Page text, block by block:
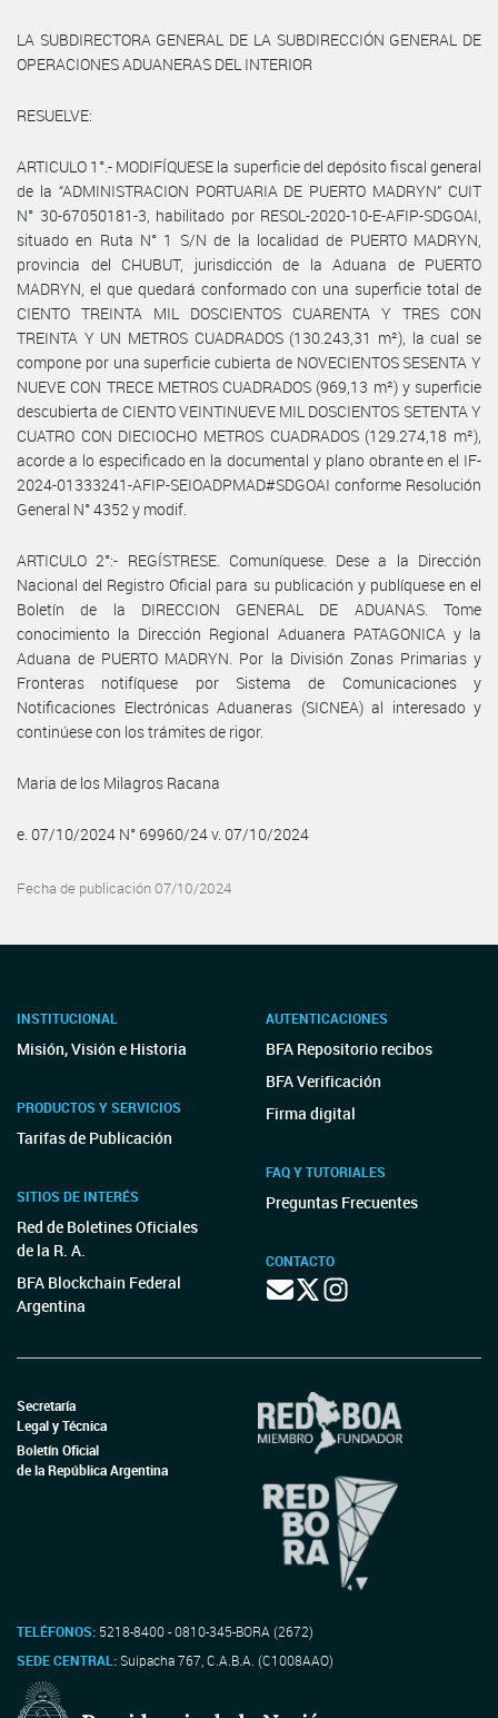
LA SUBDIRECTORA GENERAL DE LA SUBDIRECCIÓN GENERAL DE
OPERACIONES ADUANERAS DEL INTERIOR
RESUELVE:
ARTICULO 1°.- MODIFÍQUESE la superficie del depósito fiscal general
de la “ADMINISTRACION PORTUARIA DE PUERTO MADRYN” CUIT
N° 30-67050181-3, habilitado por RESOL-2020-10-E-AFIP-SDGOAI,
situado en Ruta N° 1 S/N de la localidad de PUERTO MADRYN,
provincia del CHUBUT, jurisdicción de la Aduana de PUERTO
MADRYN, el que quedará conformado con una superficie total de
CIENTO TREINTA MIL DOSCIENTOS CUARENTA Y TRES CON
TREINTA Y UN METROS CUADRADOS (130.243,31 m²), la cual se
compone por una superficie cubierta de NOVECIENTOS SESENTA Y
NUEVE CON TRECE METROS CUADRADOS (969,13 m²) y superficie
descubierta de CIENTO VEINTINUEVE MIL DOSCIENTOS SETENTA Y
CUATRO CON DIECIOCHO METROS CUADRADOS (129.274,18 m²),
acorde a lo especificado en la documental y plano obrante en el IF-
2024-01333241-AFIP-SEIOADPMAD#SDGOAI conforme Resolución
General N° 4352 y modif.
ARTICULO 2°:- REGÍSTRESE. Comuníquese. Dese a la Dirección
Nacional del Registro Oficial para su publicación y publíquese en el
Boletín de la DIRECCION GENERAL DE ADUANAS. Tome
conocimiento la Dirección Regional Aduanera PATAGONICA y la
Aduana de PUERTO MADRYN. Por la División Zonas Primarias y
Fronteras notifíquese por Sistema de Comunicaciones y
Notificaciones Electrónicas Aduaneras (SICNEA) al interesado y
continúese con los trámites de rigor.
Maria de los Milagros Racana
e. 07/10/2024 N° 69960/24 v. 07/10/2024
Fecha de publicación 07/10/2024
INSTITUCIONAL
Misión, Visión e Historia
PRODUCTOS Y SERVICIOS
Tarifas de Publicación
SITIOS DE INTERÉS
Red de Boletines Oficiales
de la R. A.
BFA Blockchain Federal
Argentina
AUTENTICACIONES
BFA Repositorio recibos
BFA Verificación
Firma digital
FAQ Y TUTORIALES
Preguntas Frecuentes
CONTACTO
Secretaría
Legal y Técnica
Boletín Oficial
de la República Argentina
TELÉFONOS: 5218-8400 - 0810-345-BORA (2672)
SEDE CENTRAL:Suipacha 767, C.A.B.A. (C1008AAO)